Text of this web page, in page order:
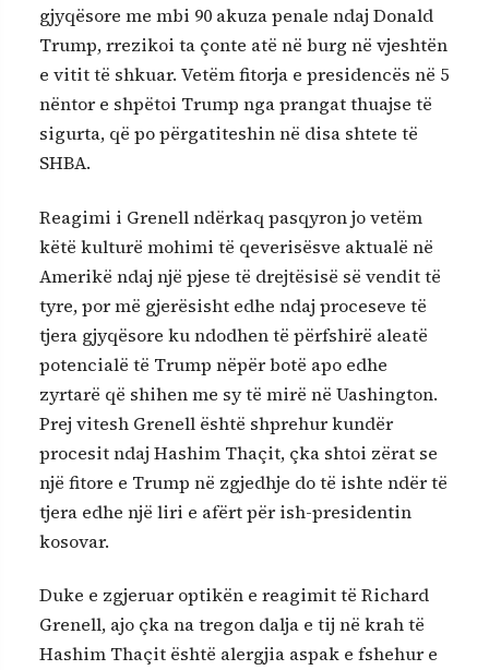
gjyqësore me mbi 90 akuza penale ndaj Donald
Trump, rrezikoi ta çonte atë në burg në vjeshtën
e vitit të shkuar. Vetëm fitorja e presidencës në 5
nëntor e shpëtoi Trump nga prangat thuajse të
sigurta, që po përgatiteshin në disa shtete të
SHBA.
Reagimi i Grenell ndërkaq pasqyron jo vetëm
këtë kulturë mohimi të qeverisësve aktualë në
Amerikë ndaj një pjese të drejtësisë së vendit të
tyre, por më gjerësisht edhe ndaj proceseve të
tjera gjyqësore ku ndodhen të përfshirë aleatë
potencialë të Trump nëpër botë apo edhe
zyrtarë që shihen me sy të mirë në Uashington.
Prej vitesh Grenell është shprehur kundër
procesit ndaj Hashim Thaçit, çka shtoi zërat se
një fitore e Trump në zgjedhje do të ishte ndër të
tjera edhe një liri e afërt për ish-presidentin
kosovar.
Duke e zgjeruar optikën e reagimit të Richard
Grenell, ajo çka na tregon dalja e tij në krah të
Hashim Thaçit është alergjia aspak e fshehur e